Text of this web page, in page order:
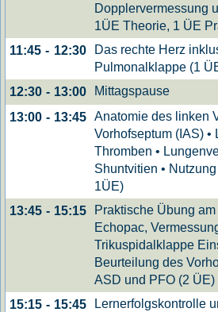
Dopplervermessung
1ÜE Theorie, 1 ÜE
11:45 - 12:30
Das rechte Herz
Pulmonalklappe (1
12:30 - 13:00
Mittagspause
13:00 - 13:45 Anatomie des linken
Vorhofseptum (IAS) •
Thromben •
Shuntvitien •
1ÜE)
13:45 - 15:15
Praktische Übung
Echopac,
Trikuspidalklappe
Beurteilung des
ASD und PFO (2 ÜE)
15:15 - 15:45 Lernerfolgskontrolle